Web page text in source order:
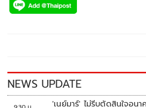
e
k
tt p
k
NEWS UPDATE
'เนย์มาร์' ไม่รีบตัดสินใจอน